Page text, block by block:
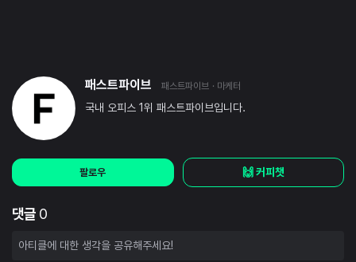
패스트파이브 패스트파이브 · 마케터
국내 오피스 1위 패스트파이브입니다.
팔로우 🙌 커피챗
댓글 0